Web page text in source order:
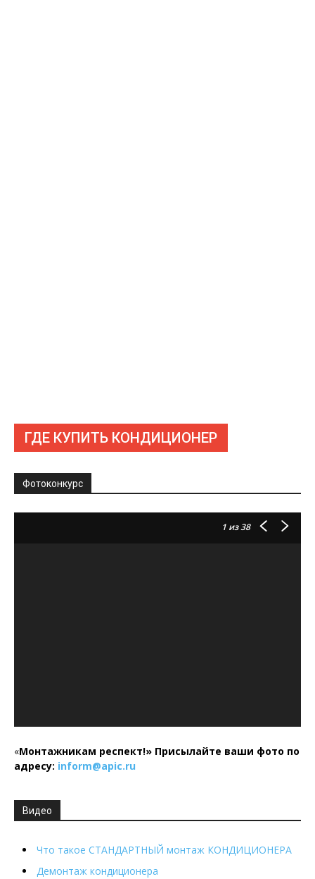
ГДЕ КУПИТЬ КОНДИЦИОНЕР
Фотоконкурс
1 из 38
«Монтажникам респект!» Присылайте ваши фото по
адресу: inform@apic.ru
Видео
Что такое СТАНДАРТНЫЙ монтаж КОНДИЦИОНЕРА
Демонтаж кондиционера